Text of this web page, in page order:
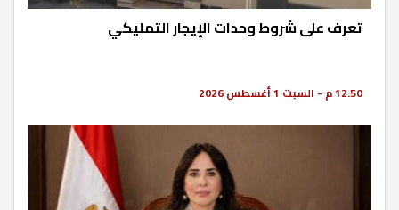
تعرف على شروط وحدات الإيجار التمليكي
12:50 م - السبت 1 أغسطس 2026